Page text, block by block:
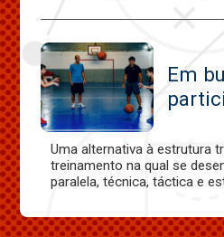
Em
Uma alternativa à estrutura
treinamento na qual se
paralela, técnica, táctica e